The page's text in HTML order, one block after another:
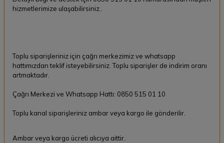
hizmetlerimize ulaşabilirsiniz..
Toplu siparişleriniz için çağrı merkezimiz ve whatsapp
hattımızdan teklif isteyebilirsiniz. Toplu siparişler de indirim oranı
artmaktadır.
Çağrı Merkezi ve Whatsapp Hattı: 0850 515 01 10
Toplu kanal siparişleriniz ambar veya kargo ile gönderilir.
Ambar veya kargo ücreti alıcıya aittir.